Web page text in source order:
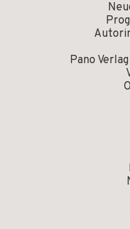
Pano